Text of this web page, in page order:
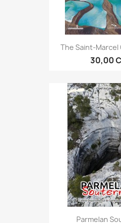
The Saint-Marcel
30,00
Parmelan